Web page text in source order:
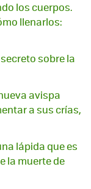
los cuerpos.
llenarlos:
sobre la
avispa
a sus crías,
lápida que es
la muerte de